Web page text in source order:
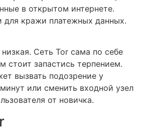
в открытом интернете.
кражи платежных данных.
Сеть Tor сама по себе
стоит запастись терпением.
вызвать подозрение у
или сменить входной узел
от новичка.